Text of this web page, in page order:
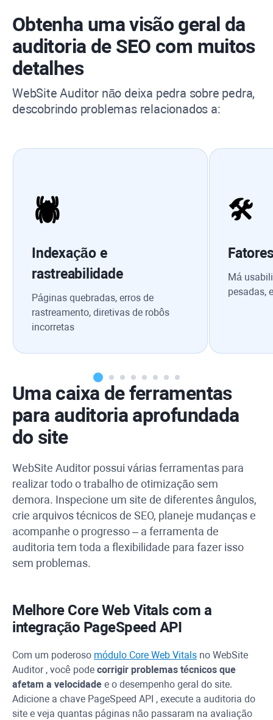
Obtenha uma visão geral da
auditoria de SEO com muitos
detalhes
WebSite Auditor não deixa pedra sobre pedra,
descobrindo problemas relacionados a:
🕷
Indexação e
rastreabilidade
Páginas quebradas, erros de
rastreamento, diretivas de robôs
incorretas
🛠
Má
pesadas,
Uma caixa de ferramentas
para auditoria aprofundada
do site
WebSite Auditor possui várias ferramentas para
realizar todo o trabalho de otimização sem
demora. Inspecione um site de diferentes ângulos,
crie arquivos técnicos de SEO, planeje mudanças e
acompanhe o progresso – a ferramenta de
auditoria tem toda a flexibilidade para fazer isso
sem problemas.
Melhore Core Web Vitalscom a
integração PageSpeed API
Com um poderoso módulo Core Web Vitals no WebSite
Auditor, você pode corrigir problemas técnicos que
afetam a velocidade e o desempenho geral do site.
Adicione a chave PageSpeed API , execute a auditoria do
site e veja quantas páginas não passaram na avaliação